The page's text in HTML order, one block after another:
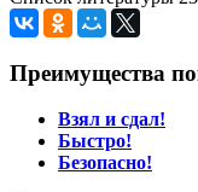
Преимущества
Взял и сдал!
Быстро!
Безопасно!